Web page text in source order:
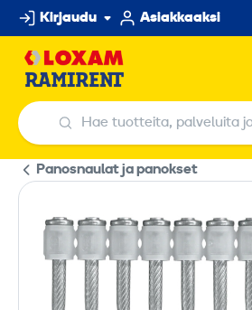
Hyppää
sisältöön
Kirjaudu Asiakkaaksi
Hae tuotteita, palveluita
Hae tuotteita, palveluita
Panosnaulat ja panokset